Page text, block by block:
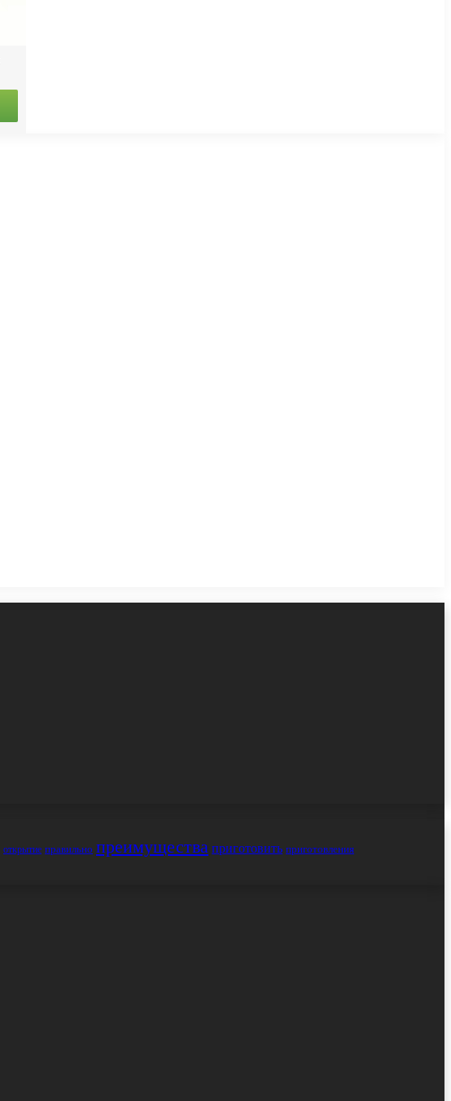
открытие правильно преимущества приготовить приготовления